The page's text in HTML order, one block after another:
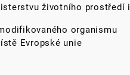
životního prostředí
organismu
Evropské unie